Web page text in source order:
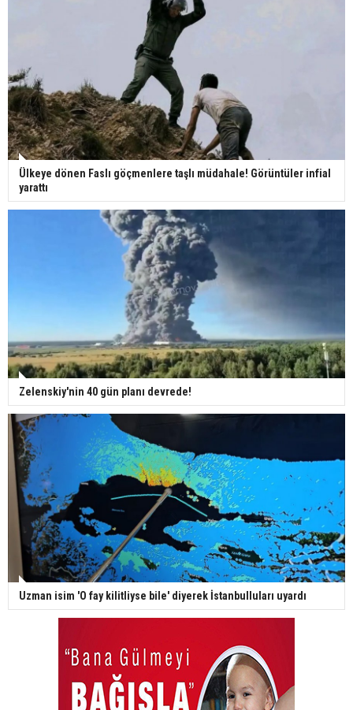
Ülkeye dönen Faslı göçmenlere taşlı müdahale! Görüntüler infial
yarattı
Zelenskiy'nin 40 gün planı devrede!
Uzman isim 'O fay kilitliyse bile' diyerek İstanbulluları uyardı